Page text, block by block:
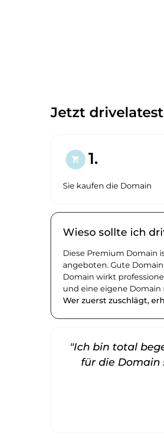
Jetzt
shopping_cart 1.
Sie kaufen die Domain
Wieso sollte ich
Diese Premium Domain
angeboten. Gute
Domain wirkt
und eine eigene
Wer zuerst zuschlägt,
"Ich bin total
für die Domain